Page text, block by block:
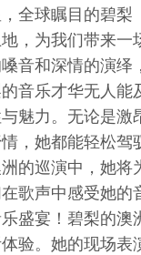
全球瞩目的碧梨
，为我们带来一
音和深情的演绎
音乐才华无人能
魅力。无论是激
，她都能轻松驾
的巡演中，她将
歌声中感受她的
盛宴！碧梨的澳
验。她的现场表